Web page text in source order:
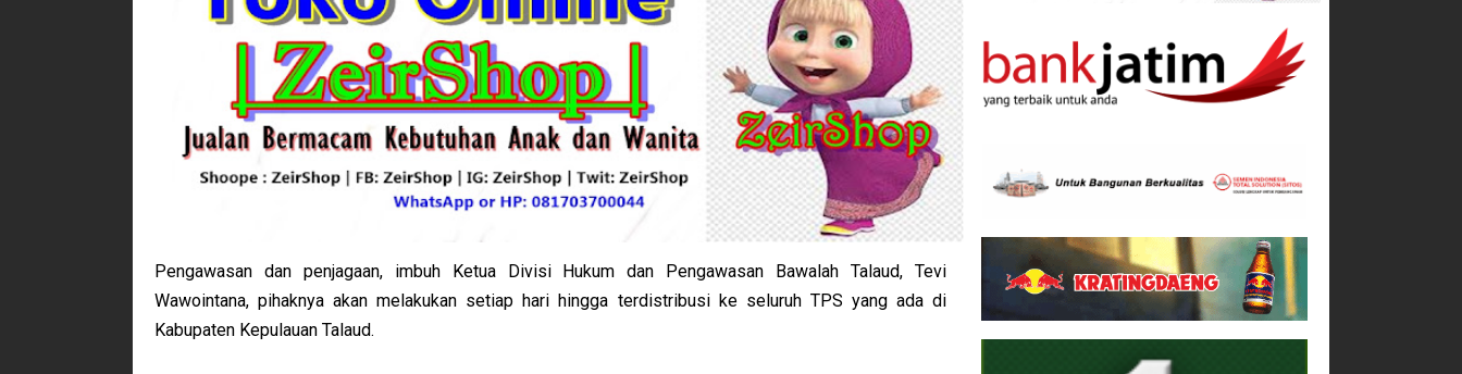
Pengawasan dan penjagaan, imbuh Ketua Divisi Hukum dan Pengawasan Bawalah Talaud, Tevi
Wawointana, pihaknya akan melakukan setiap hari hingga terdistribusi ke seluruh TPS yang ada di
Kabupaten Kepulauan Talaud.